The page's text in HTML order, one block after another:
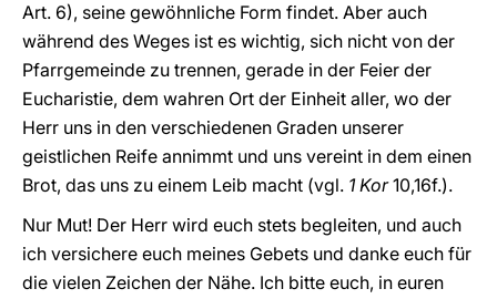
Art. 6), seine gewöhnliche Form findet. Aber auch
während des Weges ist es wichtig, sich nicht von der
Pfarrgemeinde zu trennen, gerade in der Feier der
Eucharistie, dem wahren Ort der Einheit aller, wo der
Herr uns in den verschiedenen Graden unserer
geistlichen Reife annimmt und uns vereint in dem einen
Brot, das uns zu einem Leib macht (vgl. 1 Kor10,16f.).
Nur Mut! Der Herr wird euch stets begleiten, und auch
ich versichere euch meines Gebets und danke euch für
die vielen Zeichen der Nähe. Ich bitte euch, in euren